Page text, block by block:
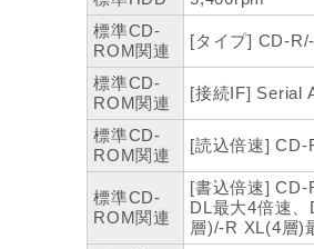
標準CD-
ROM関連
[タイプ] CD-
標準CD-
ROM関連
[接続IF] Serial
標準CD-
ROM関連
[読込倍速] CD-
標準CD-
ROM関連
[書込倍速] CD-
DL最大4倍速
層)/-R XL(4層)